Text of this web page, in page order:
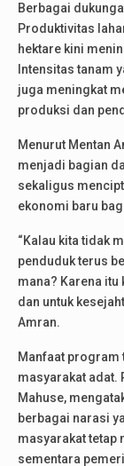
Berbagai
Produktivitas
hektare kini
Intensitas tanam
juga meningkat
produksi dan
Menurut Mentan
menjadi bagian
sekaligus
ekonomi baru
“Kalau kita tidak
penduduk terus
mana? Karena itu
dan untuk
Amran.
Manfaat program
masyarakat adat.
Mahuse,
berbagai narasi
masyarakat tetap
sementara